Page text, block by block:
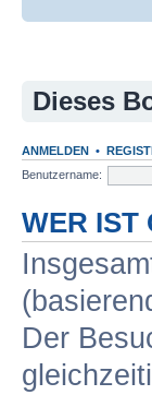
Dieses
ANMELDEN •
Benutzername:
WER IST
Der